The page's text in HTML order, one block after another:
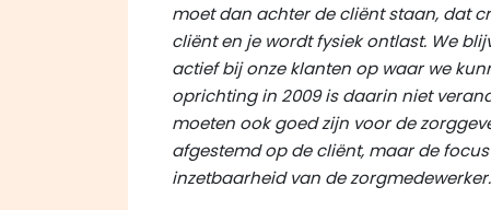
moet dan achter de cliënt staan, dat
cliënt en je wordt fysiek ontlast. We
actief bij onze klanten op waar we
oprichting in 2009 is daarin niet
moeten ook goed zijn voor de
afgestemd op de cliënt, maar de
inzetbaarheid van de